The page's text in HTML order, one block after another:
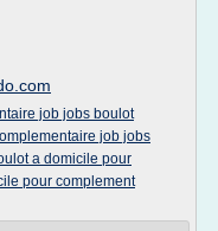
job jobs boulot
job jobs
a domicile pour
pour complement